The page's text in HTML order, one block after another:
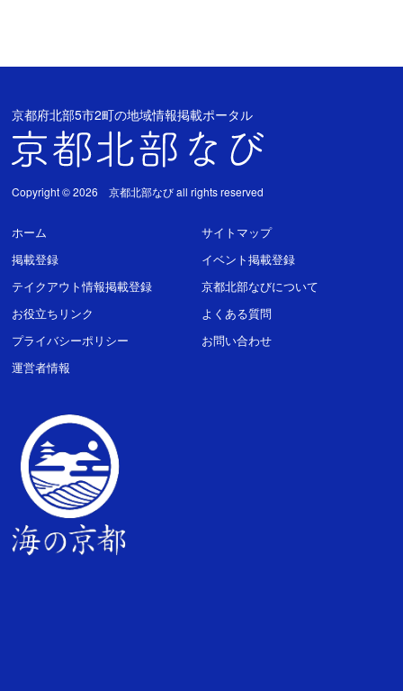
京都府北部5市2町の地域情報掲載ポータル
Copyright © 2026 京都北部なび all rights reserved
ホーム
サイトマップ
掲載登録
イベント掲載登録
テイクアウト情報掲載登録
京都北部なびについて
お役立ちリンク
よくある質問
プライバシーポリシー
お問い合わせ
運営者情報